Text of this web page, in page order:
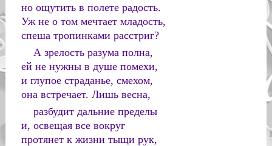
но ощутить в полете радость.
Уж не о том мечтает младость,
спеша тропинками расстриг?
А зрелость разума полна,
ей не нужны в душе помехи,
и глупое страданье, смехом,
она встречает. Лишь весна,
разбудит дальние пределы
и, освещая все вокруг
протянет к жизни тыщи рук,